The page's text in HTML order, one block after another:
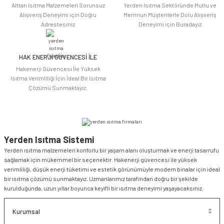
Alttan Isıtma Malzemeleri Sorunsuz
Alışveriş Deneyimi için Doğru
Adrestesiniz
Yerden Isıtma Sektöründe Mutlu ve
Memnun Müşterilerle Dolu Alışveriş
Deneyimi için Buradayız
HAK ENERJİ GÜVENCESİ İLE
Hakenerji Güvencesi İle Yüksek
Isıtma Verimliliği İçin İdeal Bir Isıtma
Çözümü Sunmaktayız.
Yerden Isıtma Sistemi
Yerden ısıtma malzemeleri konforlu bir yaşam alanı oluşturmak ve enerji tasarrufu
sağlamak için mükemmel bir seçenektir. Hakenerji güvencesi ile yüksek
verimliliği, düşük enerji tüketimi ve estetik görünümüyle modern binalar için ideal
bir ısıtma çözümü sunmaktayız. Uzmanlarımız tarafından doğru bir şekilde
kurulduğunda, uzun yıllar boyunca keyifli bir ısıtma deneyimi yaşayacaksınız.
Kurumsal